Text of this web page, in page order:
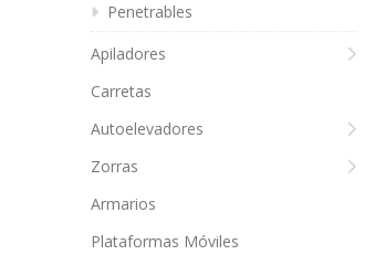
Penetrables
Apiladores
Carretas
Autoelevadores
Zorras
Armarios
Plataformas Móviles